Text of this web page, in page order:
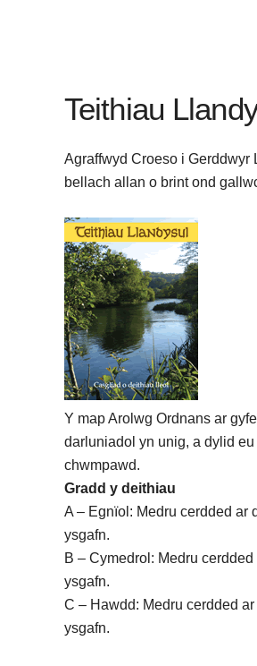
Teithiau
Agraffwyd Croeso i Gerddwyr
bellach allan o brint ond
Y map Arolwg Ordnans ar
darluniadol yn unig, a dylid
chwmpawd.
Gradd y deithiau
A – Egnïol: Medru cerdded ar
ysgafn.
B – Cymedrol: Medru
ysgafn.
C – Hawdd: Medru cerdded
ysgafn.